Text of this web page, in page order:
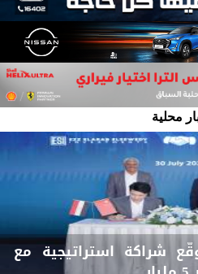
محلية
شراكة استراتيجية مع